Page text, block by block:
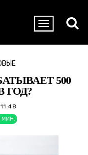
500
ГОД?
МИН.